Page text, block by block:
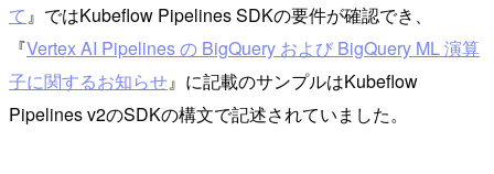
て 』ではKubeflow Pipelines SDKの要件が確認でき、
『Vertex AI Pipelines の BigQuery および BigQuery ML 演算
子に関するお知らせ』に記載のサンプルはKubeflow
Pipelines v2のSDKの構文で記述されていました。